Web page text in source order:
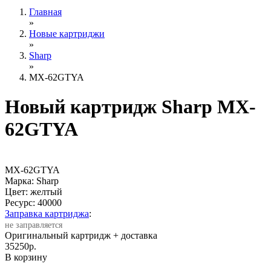
Главная
»
Новые картриджи
»
Sharp
»
MX-62GTYA
Новый картридж Sharp MX-
62GTYA
MX-62GTYA
Марка: Sharp
Цвет: желтый
Ресурс: 40000
Заправка картриджа:
не заправляется
Оригинальный картридж + доставка
35250р.
В корзину